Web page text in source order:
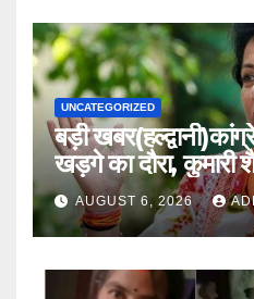
UNCATEGORIZED
बड़ी
खड़गे का दौरा, कुमारी
।।AUGUST 6, 2026